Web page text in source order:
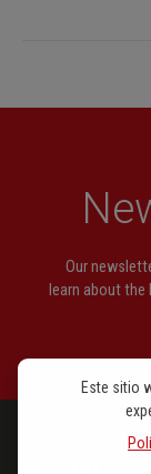
Our
learn about
Este sitio